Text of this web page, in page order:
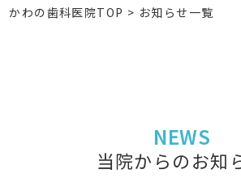
かわの歯科医院TOP > お知らせ一覧
当院からのお知